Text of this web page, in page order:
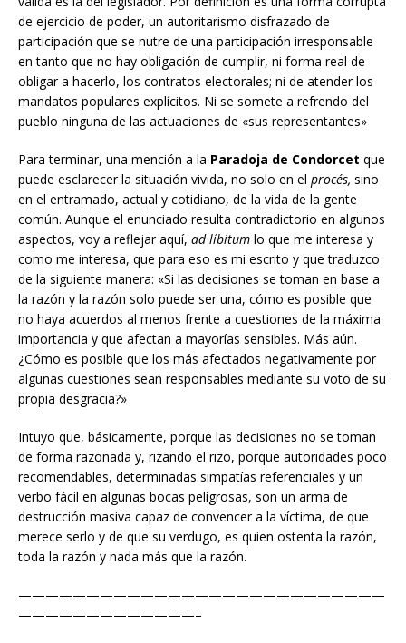
de ejercicio de poder, un autoritarismo disfrazado de
participación que se nutre de una participación irresponsable
en tanto que no hay obligación de cumplir, ni forma real de
obligar a hacerlo, los contratos electorales; ni de atender los
mandatos populares explícitos. Ni se somete a refrendo del
pueblo ninguna de las actuaciones de «sus representantes»
Para terminar, una mención a la Paradoja de Condorcet que
puede esclarecer la situación vivida, no solo en el procés, sino
en el entramado, actual y cotidiano, de la vida de la gente
común. Aunque el enunciado resulta contradictorio en algunos
aspectos, voy a reflejar aquí, ad líbitum lo que me interesa y
como me interesa, que para eso es mi escrito y que traduzco
de la siguiente manera: «Si las decisiones se toman en base a
la razón y la razón solo puede ser una, cómo es posible que
no haya acuerdos al menos frente a cuestiones de la máxima
importancia y que afectan a mayorías sensibles. Más aún.
¿Cómo es posible que los más afectados negativamente por
algunas cuestiones sean responsables mediante su voto de su
propia desgracia?»
Intuyo que, básicamente, porque las decisiones no se toman
de forma razonada y, rizando el rizo, porque autoridades poco
recomendables, determinadas simpatías referenciales y un
verbo fácil en algunas bocas peligrosas, son un arma de
destrucción masiva capaz de convencer a la víctima, de que
merece serlo y de que su verdugo, es quien ostenta la razón,
toda la razón y nada más que la razón.
———————————————————————————
—————————————–